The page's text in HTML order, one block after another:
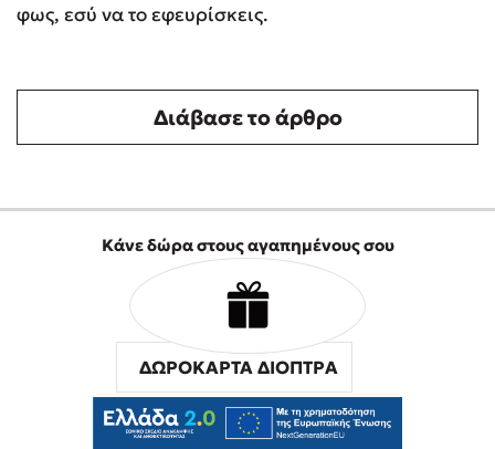
φως, εσύ να το εφευρίσκεις.
Διάβασε το άρθρο
Κάνε δώρα στους αγαπημένους σου
ΔΩΡΟΚΑΡΤΑ ΔΙΟΠΤΡΑ